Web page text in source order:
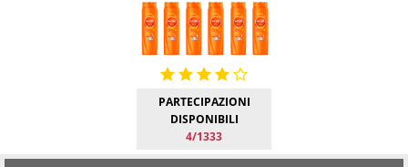
PARTECIPAZIONI
DISPONIBILI
4/1333